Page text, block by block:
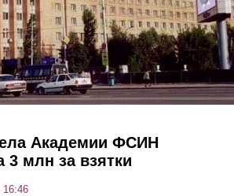
Академии ФСИН
млн за взятки
16:46